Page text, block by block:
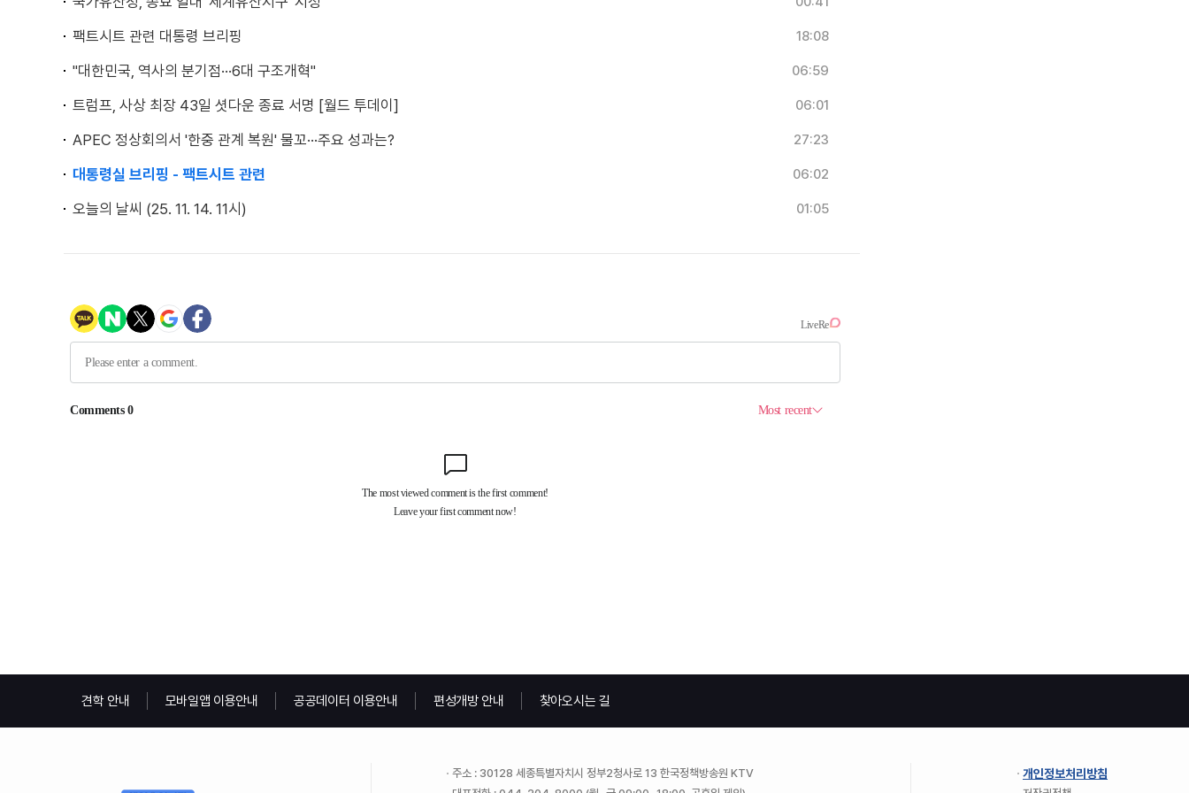
팩트시트 관련 대통령 브리핑 18:08
"대한민국, 역사의 분기점···6대 구조개혁" 06:59
트럼프, 사상 최장 43일 셧다운 종료 서명 [월드 투데이] 06:01
APEC 정상회의서 '한중 관계 복원' 물꼬···주요 성과는? 27:23
대통령실 브리핑 - 팩트시트 관련 06:02
오늘의 날씨 (25. 11. 14. 11시) 01:05
견학 안내 모바일앱 이용안내 공공데이터 이용안내 편성개방 안내 찾아오시는 길
주소 : 30128 세종특별자치시 정부2청사로 13 한국정책방송원 KTV
개인정보처리방침